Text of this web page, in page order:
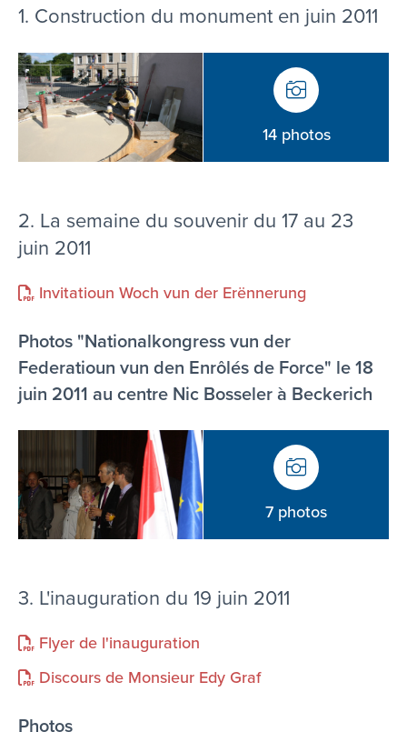
1. Construction du monument en juin 2011
14 photos
2. La semaine du souvenir du 17 au 23
juin 2011
Invitatioun Woch vun der Erënnerung
Photos "Nationalkongress vun der
Federatioun vun den Enrôlés de Force" le 18
juin 2011 au centre Nic Bosseler à Beckerich
7 photos
3. L'inauguration du 19 juin 2011
Flyer de l'inauguration
Discours de Monsieur Edy Graf
Photos